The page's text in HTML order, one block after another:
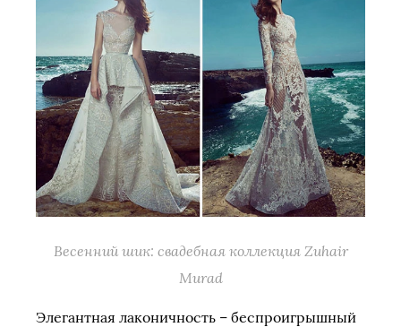
Весенний шик: свадебная коллекция Zuhair
Murad
Элегантная лаконичность – беспроигрышный